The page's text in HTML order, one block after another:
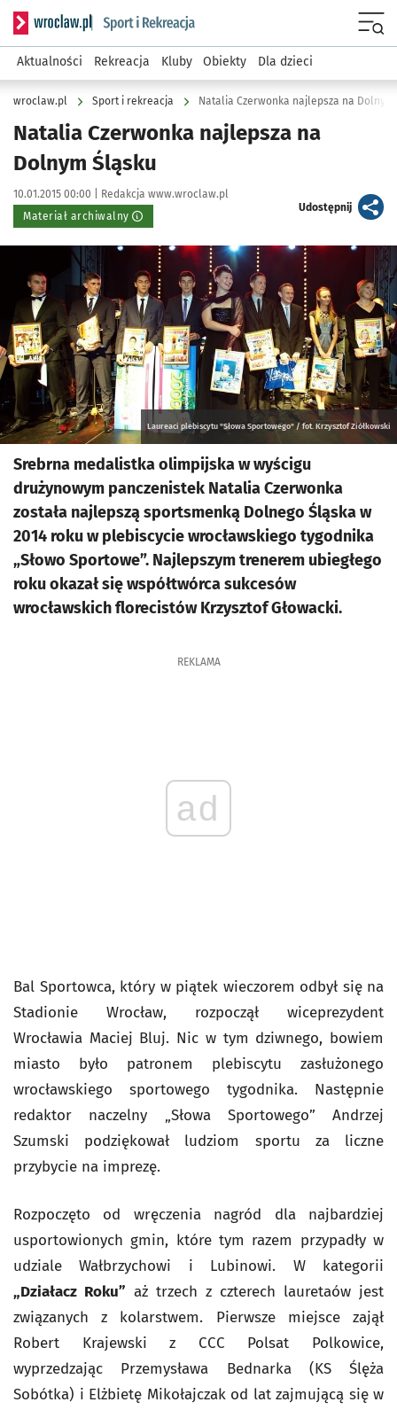
Serwis informacyjny wroclaw.pl podserwis: Sport i rekreacja
Aktualności Rekreacja Kluby Obiekty Dla dzieci
wroclaw.pl Sport i rekreacja Natalia Czerwonka najlepsza na Dolnym
Natalia Czerwonka najlepsza na
Dolnym Śląsku
Data publikacji:
10.01.2015 00:00 | Autor:
Redakcja www.wroclaw.pl
Materiał archiwalny
Udostępnijartykuł
Kliknij, aby powiększyć
Laureaci plebiscytu "Słowa Sportowego" / fot. Krzysztof Ziółkowski
Srebrna medalistka olimpijska w wyścigu
drużynowym panczenistek Natalia Czerwonka
została najlepszą sportsmenką Dolnego Śląska w
2014 roku w plebiscycie wrocławskiego tygodnika
„Słowo Sportowe”. Najlepszym trenerem ubiegłego
roku okazał się współtwórca sukcesów
wrocławskich florecistów Krzysztof Głowacki.
REKLAMA
ad
Bal Sportowca, który w piątek wieczorem odbył się na
Stadionie Wrocław, rozpoczął wiceprezydent
Wrocławia Maciej Bluj. Nic w tym dziwnego, bowiem
miasto było patronem plebiscytu zasłużonego
wrocławskiego sportowego tygodnika. Następnie
redaktor naczelny „Słowa Sportowego” Andrzej
Szumski podziękował ludziom sportu za liczne
przybycie na imprezę.
Rozpoczęto od wręczenia nagród dla najbardziej
usportowionych gmin, które tym razem przypadły w
udziale Wałbrzychowi i Lubinowi. W kategorii
„Działacz Roku” aż trzech z czterech lauretaów jest
związanych z kolarstwem. Pierwsze miejsce zajął
Robert Krajewski z CCC Polsat Polkowice,
wyprzedzając Przemysława Bednarka (KS Ślęża
Sobótka) i Elżbietę Mikołajczak od lat zajmującą się w